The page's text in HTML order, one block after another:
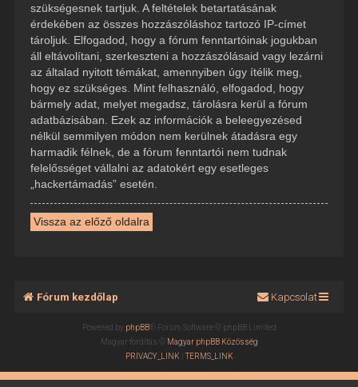
szükségesnek tartjuk. A feltételek betartatásának
érdekében az összes hozzászóláshoz tartozó IP-címet
tároljuk. Elfogadod, hogy a fórum fenntartóinak jogukban
áll eltávolítani, szerkeszteni a hozzászólásaid vagy lezárni
az általad nyitott témákat, amennyiben úgy ítélik meg,
hogy ez szükséges. Mint felhasználó, elfogadod, hogy
bármely adat, melyet megadsz, tárolásra kerül a fórum
adatbázisában. Ezek az információk a beleegyezésed
nélkül semmilyen módon nem kerülnek átadásra egy
harmadik félnek, de a fórum fenntartói nem tudnak
felelősséget vállalni az adatokért egy esetleges
„hackertámadás” esetén.
Vissza az előző oldalra
Fórum kezdőlap Kapcsolat
Powered by phpBB® Forum Software © phpBB Limited
Magyar fordítás © Magyar phpBB Közösség
PRIVACY_LINK |TERMS_LINK